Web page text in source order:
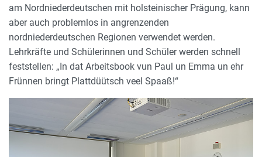
am Nordniederdeutschen mit holsteinischer Prägung, kann
aber auch problemlos in angrenzenden
nordniederdeutschen Regionen verwendet werden.
Lehrkräfte und Schülerinnen und Schüler werden schnell
feststellen: „In dat Arbeitsbook vun Paul un Emma un ehr
Frünnen bringt Plattdüütsch veel Spaaß!“